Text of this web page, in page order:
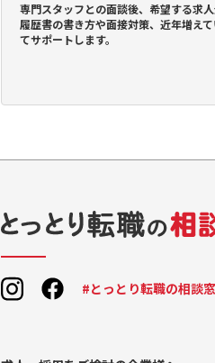
専門スタッフとの面談後、希望する求
履歴書の書き方や面接対策、近年増え
てサポートします。
#とっとり転職の相談